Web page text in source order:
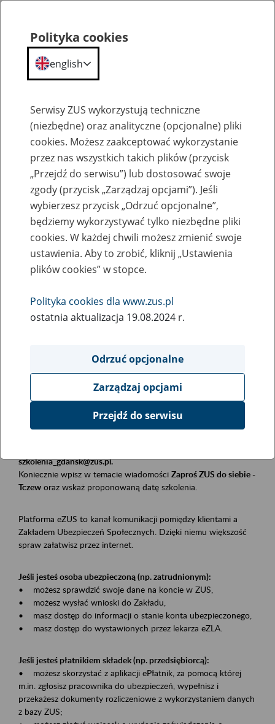
Szkolenia
Zaproś ZUS do siebie: eZUS, wizyty
rezerwowane, e-wizyty, Aktywni 50+
Rodzaj wydarzenia
Szkolenia
Płatnicy, ubezpieczeni, świadczeniobiorcy
Event description
Szkolenie stacjonarne w siedzibie firmy, instytucji, urzędu.
szkolenia_gdansk@zus.pl.
Koniecznie wpisz w temacie wiadomości Zaproś ZUS do siebie -
Tczew oraz wskaż proponowaną datę szkolenia.
Platforma eZUS to kanał komunikacji pomiędzy klientami a
Zakładem Ubezpieczeń Społecznych. Dzięki niemu większość
spraw załatwisz przez internet.
Jeśli jesteś osoba ubezpieczoną (np. zatrudnionym):
• możesz sprawdzić swoje dane na koncie w ZUS,
• możesz wysłać wnioski do Zakładu,
• masz dostęp do informacji o stanie konta ubezpieczonego,
• masz dostęp do wystawionych przez lekarza eZLA.
Jeśli jesteś płatnikiem składek (np. przedsiębiorcą):
• możesz skorzystać z aplikacji ePłatnik, za pomocą której
m.in. zgłosisz pracownika do ubezpieczeń, wypełnisz i
przekażesz dokumenty rozliczeniowe z wykorzystaniem danych
z bazy ZUS;
Polityka cookies
english
Serwisy ZUS wykorzystują techniczne
(niezbędne) oraz analityczne (opcjonalne) pliki
cookies. Możesz zaakceptować wykorzystanie
przez nas wszystkich takich plików (przycisk
„Przejdź do serwisu”) lub dostosować swoje
zgody (przycisk „Zarządzaj opcjami”). Jeśli
wybierzesz przycisk „Odrzuć opcjonalne”,
będziemy wykorzystywać tylko niezbędne pliki
cookies. W każdej chwili możesz zmienić swoje
ustawienia. Aby to zrobić, kliknij „Ustawienia
plików cookies” w stopce.
Polityka cookies dla www.zus.pl
ostatnia aktualizacja 19.08.2024 r.
Odrzuć opcjonalne
Zarządzaj opcjami
Przejdź do serwisu